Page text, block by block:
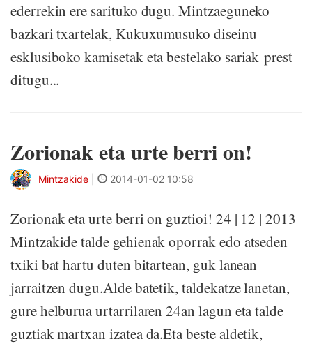
ederrekin ere sarituko dugu. Mintzaeguneko
bazkari txartelak, Kukuxumusuko diseinu
esklusiboko kamisetak eta bestelako sariak prest
ditugu...
Zorionak eta urte berri on!
Mintzakide 2014-01-02 10:58
Zorionak eta urte berri on guztioi! 24 | 12 | 2013
Mintzakide talde gehienak oporrak edo atseden
txiki bat hartu duten bitartean, guk lanean
jarraitzen dugu.Alde batetik, taldekatze lanetan,
gure helburua urtarrilaren 24an lagun eta talde
guztiak martxan izatea da.Eta beste aldetik,